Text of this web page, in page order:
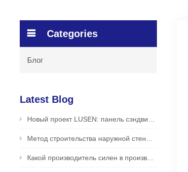
Categories
Блог
Latest Blog
Новый проект LUSEN: панель сэндвичей PIR для применения на крыше на фабрике продуктов питания /напитков
Метод строительства наружной стены сэндвич -панели
Какой производитель силен в производстве фотоэлектрических сэндвич-панелей? Надежный и безопасный производитель - LUSEN